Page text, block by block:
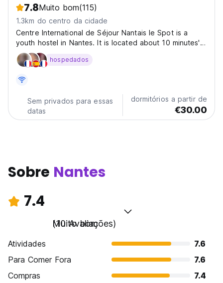
7.8Muito bom(115)
1.3km do centro da cidade
Centre International de Séjour Nantais le Spot is a
youth hostel in Nantes. It is located about 10 minutes'
walk from the train station. Opened in January 2024, it
offers dormitories with 2 to 4 beds, as well as private
hospedados
Sem privados para essas
datas
dormitórios a partir de
€30.00
Sobre Nantes
7.4
Muito bom
(10 Avaliações)
Atividades
7.6
Para Comer Fora
7.6
Compras
7.4